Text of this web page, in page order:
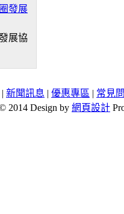
展協
| 新聞訊息 | 優惠專區 | 常見
2014 Design by 網頁設計